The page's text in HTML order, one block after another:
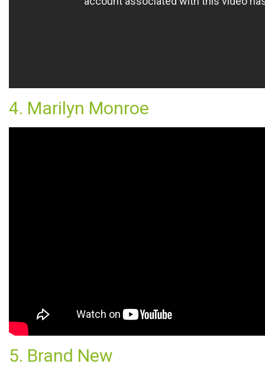
4. Marilyn Monroe
5. Brand New